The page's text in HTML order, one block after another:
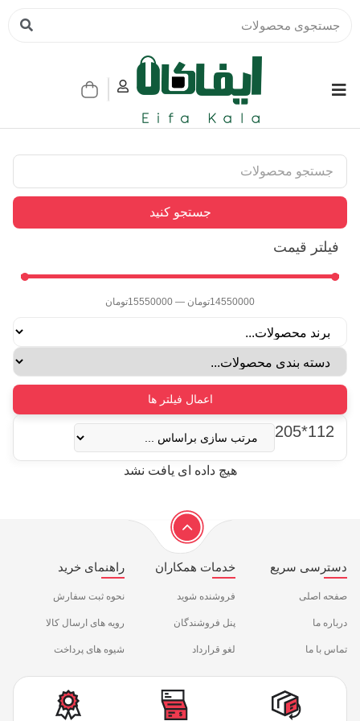
جستجو کنید
فیلتر قیمت
14550000تومان —
15550000تومان
اعمال فیلتر ها
112*205
هیچ داده ای یافت نشد
دسترسی سریع
صفحه اصلی
درباره ما
تماس با ما
خدمات همکاران
فروشنده شوید
پنل فروشندگان
لغو قرارداد
راهنمای خرید
نحوه ثبت سفارش
رویه های ارسال کالا
شیوه های پرداخت